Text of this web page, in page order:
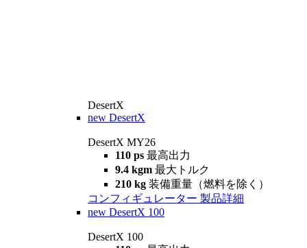
DesertX
new DesertX
DesertX MY26
110 ps 最高出力
9.4 kgm 最大トルク
210 kg 装備重量（燃料を除く）
コンフィギュレーター 製品詳細
new DesertX 100
DesertX 100